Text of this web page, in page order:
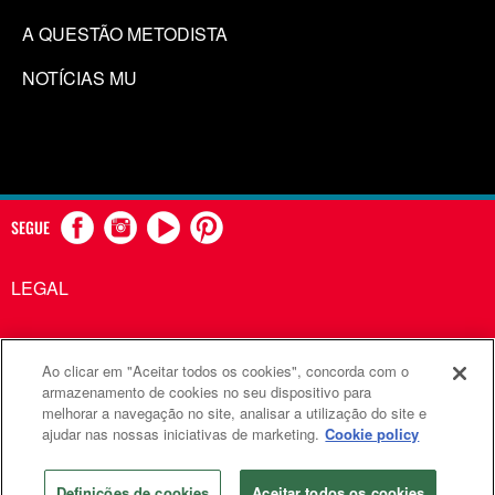
A QUESTÃO METODISTA
NOTÍCIAS MU
SEGUE
LEGAL
Comunicações Metodistas Unidas é uma agência da Igreja
Metodista Unida
©2026 Comunicações Metodistas Unidas. Todos os direitos
reservados
Ao clicar em "Aceitar todos os cookies", concorda com o
armazenamento de cookies no seu dispositivo para
melhorar a navegação no site, analisar a utilização do site e
ajudar nas nossas iniciativas de marketing. Cookie policy